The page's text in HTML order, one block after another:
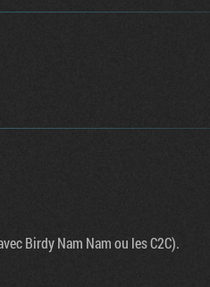
Birdy Nam Nam ou les C2C).